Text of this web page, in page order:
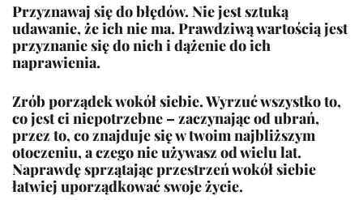
Przyznawaj się do błędów. Nie jest sztuką
udawanie, że ich nie ma. Prawdziwą wartością jest
przyznanie się do nich i dążenie do ich
naprawienia.
Zrób porządek wokół siebie. Wyrzuć wszystko to,
co jest ci niepotrzebne – zaczynając od ubrań,
przez to, co znajduje się w twoim najbliższym
otoczeniu, a czego nie używasz od wielu lat.
Naprawdę sprzątając przestrzeń wokół siebie
łatwiej uporządkować swoje życie.